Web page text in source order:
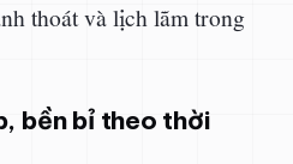
thoát và lịch lãm trong
bền bỉ theo thời